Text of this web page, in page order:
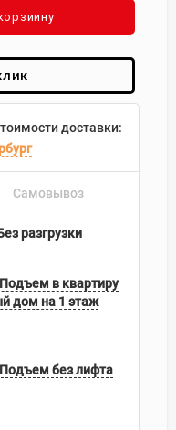
доставки:
Самовывоз
разгрузки
в квартиру
дом на 1 этаж
без лифта